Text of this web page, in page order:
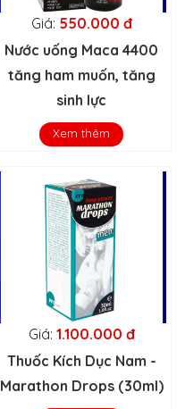
Giá: 550.000 đ
Nước uống Maca 4400
tăng ham muốn, tăng
sinh lực
Xem thêm
Giá: 1.100.000 đ
Thuốc Kích Dục Nam -
Marathon Drops (30ml)